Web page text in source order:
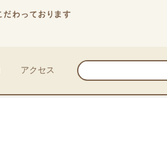
アクセス